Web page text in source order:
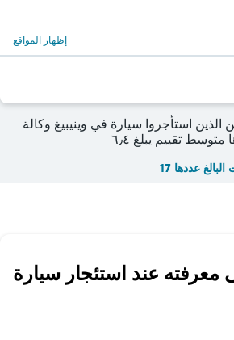
إظهار المواقع
الذين استأجروا سيارة في وينيبيغ وكالة
تقييم يبلغ ٦٫٤
عددها 17
معرفته عند استئجار سيارة